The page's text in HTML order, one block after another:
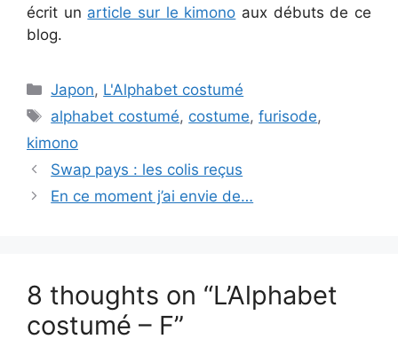
écrit un article sur le kimono aux débuts de ce
blog.
Categories
Japon, L'Alphabet costumé
Tags
alphabet costumé, costume,furisode,
kimono
Swap pays : les colis reçus
En ce moment j’ai envie de…
8 thoughts on “L’Alphabet
costumé – F”